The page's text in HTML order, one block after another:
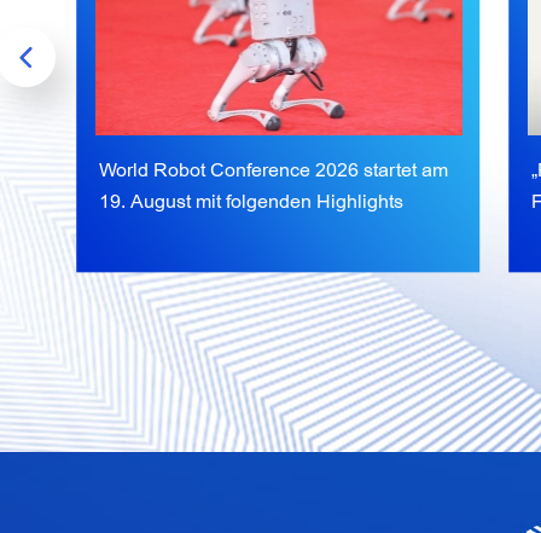
World Robot Conference 2026 startet am
19. August mit folgenden Highlights